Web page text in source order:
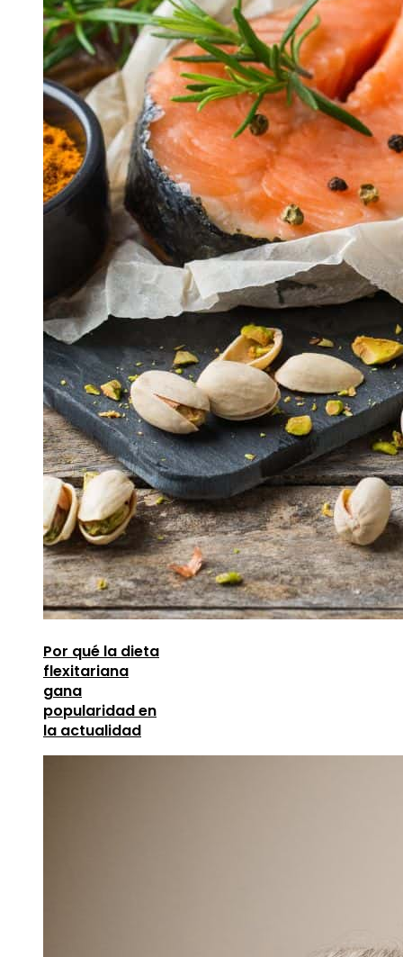
Por qué la dieta
flexitariana
gana
popularidad en
la actualidad